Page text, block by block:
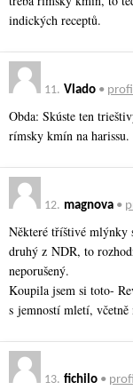
indických receptů.
11. Vlado •
Obda: Skúste ten
rímsky kmín na harissu.
12. magnova •
Některé tříštivé mlýnky
druhý z NDR, to
neporušený.
Koupila jsem si toto-
s jemností mletí,
13. fichilo •